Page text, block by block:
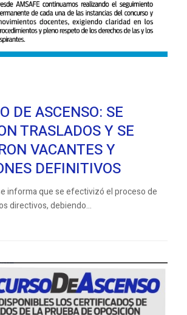
DE ASCENSO: SE
TRASLADOS Y SE
VACANTES Y
DEFINITIVOS
informa que se efectivizó el proceso de
directivos, debiendo...